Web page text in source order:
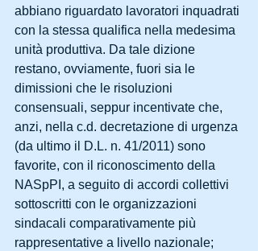
abbiano riguardato lavoratori inquadrati
con la stessa qualifica nella medesima
unità produttiva. Da tale dizione
restano, ovviamente, fuori sia le
dimissioni che le risoluzioni
consensuali, seppur incentivate che,
anzi, nella c.d. decretazione di urgenza
(da ultimo il D.L. n. 41/2011) sono
favorite, con il riconoscimento della
NASpPI, a seguito di accordi collettivi
sottoscritti con le organizzazioni
sindacali comparativamente più
rappresentative a livello nazionale;